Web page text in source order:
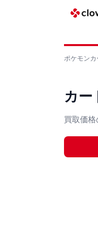
ポケモンカ
カー
買取価